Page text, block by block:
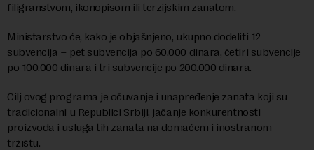
filigranstvom, ikonopisom ili terzijskim zanatom.
Ministarstvo će, kako je objašnjeno, ukupno dodeliti 12
subvencija – pet subvencija po 60.000 dinara, četiri subvencije
po 100.000 dinara i tri subvencije po 200.000 dinara.
Cilj ovog programa je očuvanje i unapređenje zanata koji su
tradicionalni u Republici Srbiji, jačanje konkurentnosti
proizvoda i usluga tih zanata na domaćem i inostranom
tržištu.